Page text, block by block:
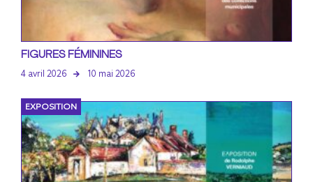
FIGURES FÉMININES
4 avril 2026 10 mai 2026
EXPOSITION